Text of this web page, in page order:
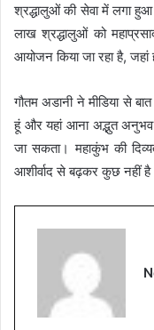
श्रद्धालुओं की सेवा में लगा
लाख श्रद्धालुओं को
आयोजन किया जा रहा है, जहां
गौतम अडानी ने मीडिया से
हूं और यहां आना अद्भुत अनुभव
जा सकता। महाकुंभ की
आशीर्वाद से बढ़कर कुछ नहीं